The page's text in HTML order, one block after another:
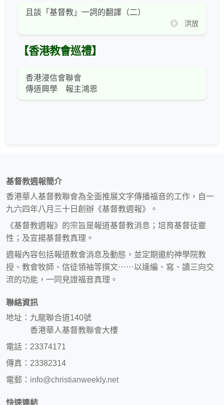
且談「基督教」一詞的翻譯（二）
◎ 洪放
【香港教會巡禮】
香港浸信會聯會
傳道興學 報主鴻恩
基督教週報簡介
香港華人基督教聯會為全面推展文字傳播福音的工作，自一
九六四年八月三十日創辦《基督教週報》。
《基督教週報》的宗旨是報道基督教消息；培育基督徒靈
性；及宣揚基督教真理。
週報內容包括報道教會消息及動態，並定期邀約神學院教
授、教會牧師、信徒領袖等撰文⋯⋯以達編、寫、讀三向交
流的功能，一同見證福音真理。
聯絡資訊
地址：九龍聯合道140號
香港華人基督教聯會大樓
電話：23374171
傳真：23382314
電郵： info@christianweekly.net
快速連結